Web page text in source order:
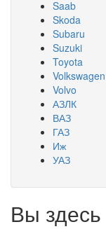
Saab
Skoda
Subaru
Suzuki
Toyota
Volkswagen
Volvo
АЗЛК
ВАЗ
ГАЗ
Иж
УАЗ
Вы здесь